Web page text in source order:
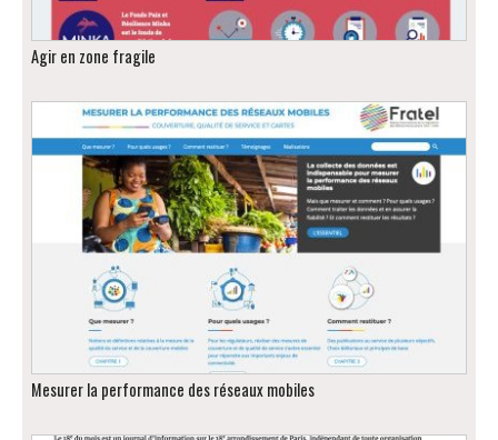
Agir en zone fragile
Mesurer la performance des réseaux mobiles